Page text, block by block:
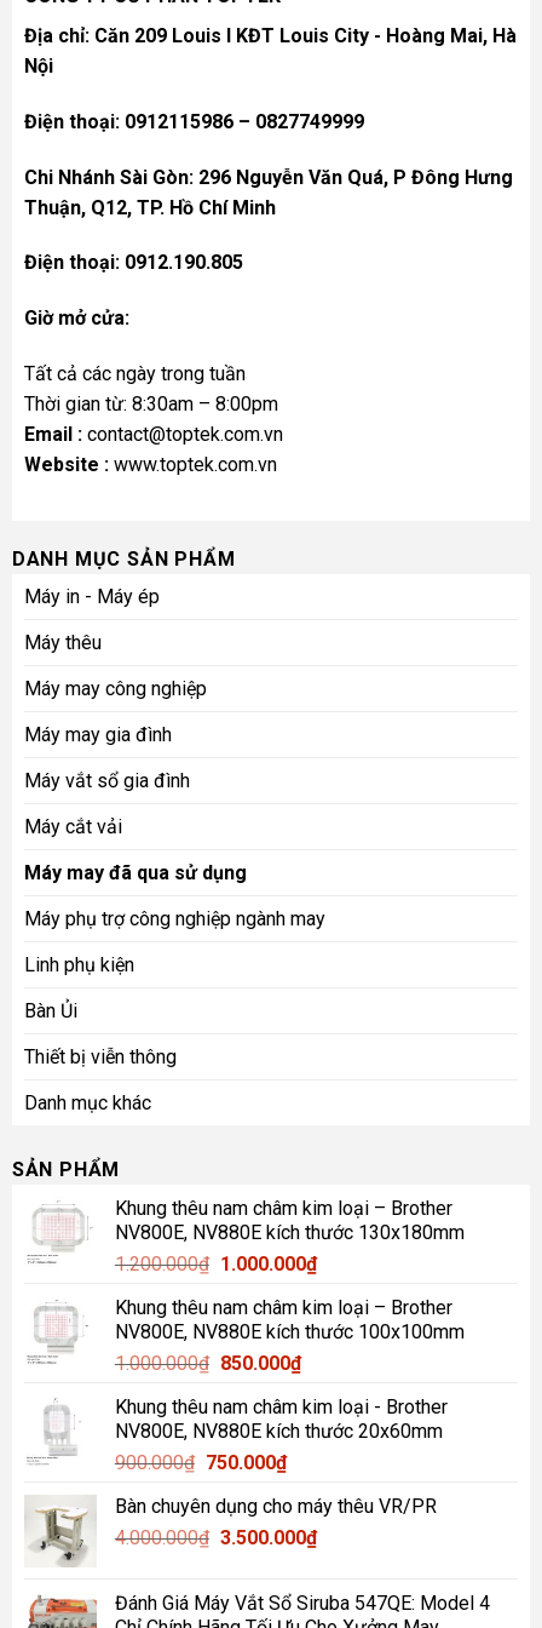
Địa chỉ: Căn 209 Louis I KĐT Louis City - Hoàng Mai, Hà
Nội
Điện thoại: 0912115986 – 0827749999
Chi Nhánh Sài Gòn: 296 Nguyễn Văn Quá, P Đông Hưng
Thuận, Q12, TP. Hồ Chí Minh
Điện thoại: 0912.190.805
Giờ mở cửa:
Tất cả các ngày trong tuần
Thời gian từ: 8:30am – 8:00pm
Email : contact@toptek.com.vn
Website : www.toptek.com.vn
DANH MỤC SẢN PHẨM
Máy in - Máy ép
Máy thêu
Máy may công nghiệp
Máy may gia đình
Máy vắt sổ gia đình
Máy cắt vải
Máy may đã qua sử dụng
Máy phụ trợ công nghiệp ngành may
Linh phụ kiện
Bàn Ủi
Thiết bị viễn thông
Danh mục khác
SẢN PHẨM
Khung thêu nam châm kim loại – Brother
NV800E, NV880E kích thước 130x180mm
1.200.000₫ Giá
là:
1.200.000₫.
1.000.000₫Giá
tại
là:
Khung thêu nam châm kim loại – Brother
NV800E, NV880E kích thước 100x100mm
1.000.000₫ Giá
là:
1.000.000₫.
850.000₫Giá
tại
là:
Khung thêu nam châm kim loại - Brother
NV800E, NV880E kích thước 20x60mm
900.000₫ Giá
là:
900.000₫.
750.000₫Giá
tại
là:
Bàn chuyên dụng cho máy thêu VR/PR
4.000.000₫ Giá
4.000.000₫.
3.500.000₫Giá
là:
Đánh Giá Máy Vắt Sổ Siruba 547QE: Model 4